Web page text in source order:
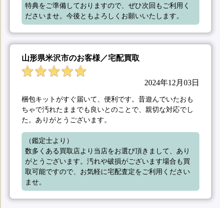
特典をご準備しておりますので、ぜひ次回もご利用く
ださいませ。今後ともよろしくお願いいたします。
山形県米沢市のお客様／宅配買取
2024年12月03日
梱包キットがすぐ届いて、便利です。昔遊んでいたおも
ちゃで汚れたままでも良いとのことで、親切な対応でし
た。ありがとうございます。
（鑑定士より）
数多くある買取店より当店をお選び頂きまして、あり
がとうございます。汚れや破損がございます場合も買
取可能ですので、お気軽に宅配査定をご利用ください
ませ。